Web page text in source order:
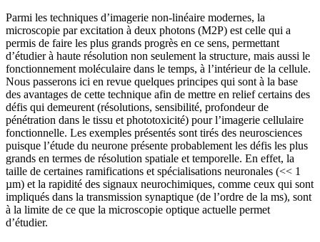
Parmi les techniques d’imagerie non-linéaire modernes, la
microscopie par excitation à deux photons (M2P) est celle qui a
permis de faire les plus grands progrès en ce sens, permettant
d’étudier à haute résolution non seulement la structure, mais aussi le
fonctionnement moléculaire dans le temps, à l’intérieur de la cellule.
Nous passerons ici en revue quelques principes qui sont à la base
des avantages de cette technique afin de mettre en relief certains des
défis qui demeurent (résolutions, sensibilité, profondeur de
pénétration dans le tissu et phototoxicité) pour l’imagerie cellulaire
fonctionnelle. Les exemples présentés sont tirés des neurosciences
puisque l’étude du neurone présente probablement les défis les plus
grands en termes de résolution spatiale et temporelle. En effet, la
taille de certaines ramifications et spécialisations neuronales (<< 1
µm) et la rapidité des signaux neurochimiques, comme ceux qui sont
impliqués dans la transmission synaptique (de l’ordre de la ms), sont
à la limite de ce que la microscopie optique actuelle permet
d’étudier.